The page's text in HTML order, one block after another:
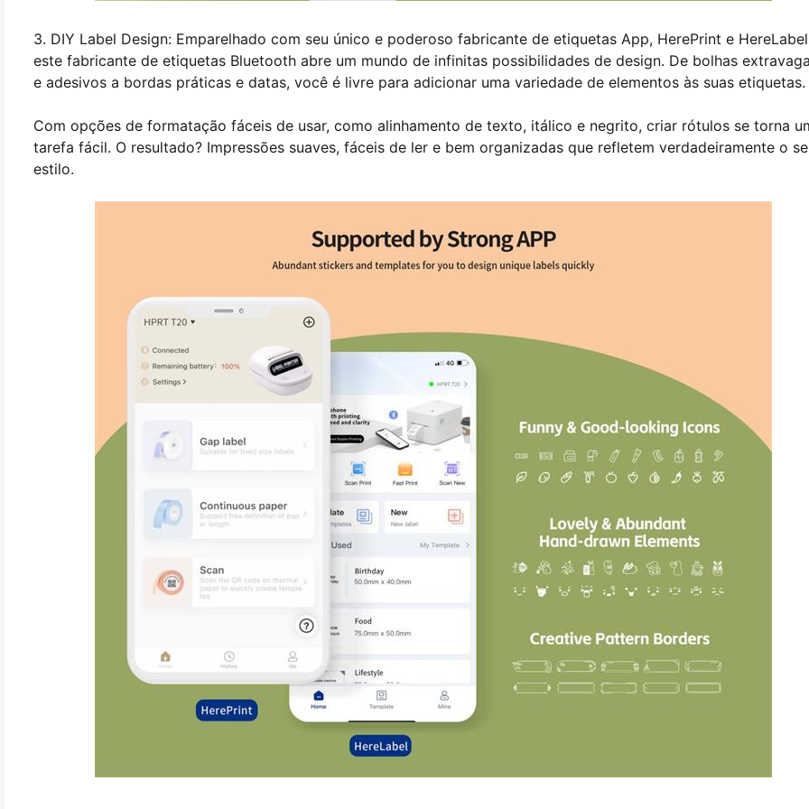
3. DIY Label Design: Emparelhado com seu único e poderoso fabricante de etiquetas App, HerePrint e
este fabricante de etiquetas Bluetooth abre um mundo de infinitas possibilidades de design. De bolhas
e adesivos a bordas práticas e datas, você é livre para adicionar uma variedade de elementos às suas etiquetas.
Com opções de formatação fáceis de usar, como alinhamento de texto, itálico e negrito, criar rótulos se torna
tarefa fácil. O resultado? Impressões suaves, fáceis de ler e bem organizadas que refletem verdadeiramente o
estilo.